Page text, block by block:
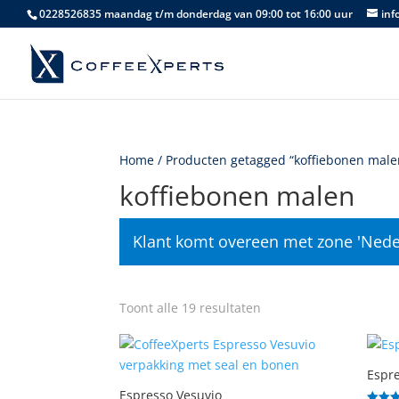
0228526835 maandag t/m donderdag van 09:00 tot 16:00 uur
Home / Producten getagged “koffiebonen
koffiebonen malen
Klant komt overeen met zone
Toont alle 19 resultaten
populariteit
Espresso Vesuvio